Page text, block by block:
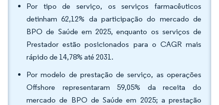
Por tipo de serviço, os serviços farmacêuticos
detinham 62,12% da participação do mercado de
BPO de Saúde em 2025, enquanto os serviços de
Prestador estão posicionados para o CAGR mais
rápido de 14,78% até 2031.
Por modelo de prestação de serviço, as operações
Offshore representaram 59,05% da receita do
mercado de BPO de Saúde em 2025; a prestação